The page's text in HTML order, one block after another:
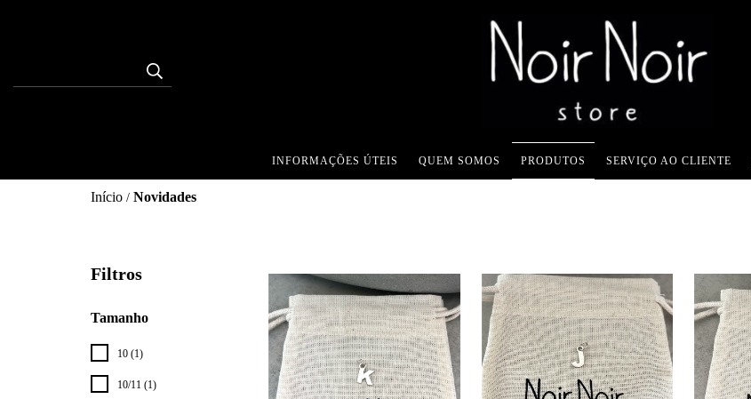
INFORMAÇÕES ÚTEIS QUEM SOMOS PRODUTOS SERVIÇO AO CLIENTE
Início / Novidades
Filtros
Tamanho
10 (1)
10/11 (1)